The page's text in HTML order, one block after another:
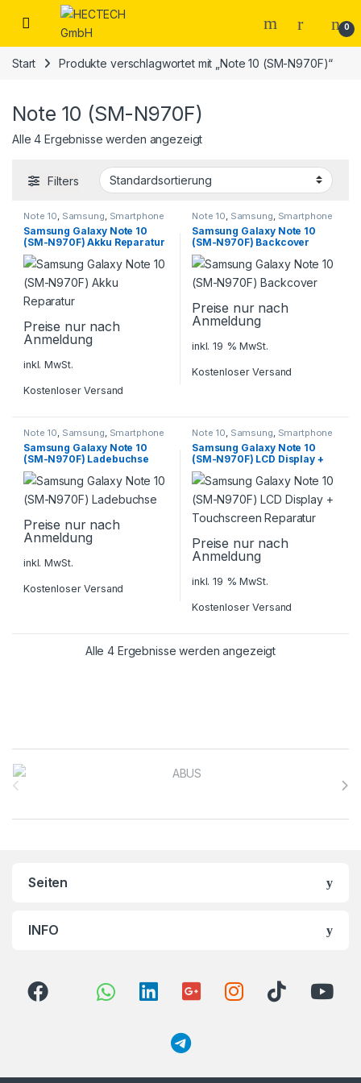
Open 0
Start Produkte verschlagwortet mit „Note 10 (SM-N970F)“
Note 10 (SM-N970F)
Alle 4 Ergebnisse werden angezeigt
Filters
Note 10, Samsung, Smartphone
Reparatur
Samsung Galaxy Note 10
(SM-N970F) Akku Reparatur
Preise nur nach
Anmeldung
inkl. MwSt.
Kostenloser Versand
Note 10, Samsung, Smartphone
Reparatur
Samsung Galaxy Note 10
(SM-N970F) Backcover
Preise nur nach
Anmeldung
inkl. 19 % MwSt.
Kostenloser Versand
Note 10, Samsung, Smartphone
Reparatur
Samsung Galaxy Note 10
(SM-N970F) Ladebuchse
Preise nur nach
Anmeldung
inkl. MwSt.
Kostenloser Versand
Note 10, Samsung, Smartphone
Reparatur
Samsung Galaxy Note 10
(SM-N970F) LCD Display +
Touchscreen Reparatur
Preise nur nach
Anmeldung
inkl. 19 % MwSt.
Kostenloser Versand
Alle 4 Ergebnisse werden angezeigt
Brands Carousel
Seiten
INFO